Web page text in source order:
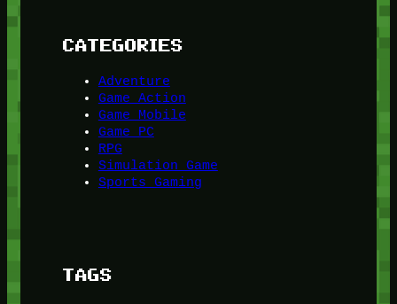
CATEGORIES
Adventure
Game Action
Game Mobile
Game PC
RPG
Simulation Game
Sports Gaming
TAGS